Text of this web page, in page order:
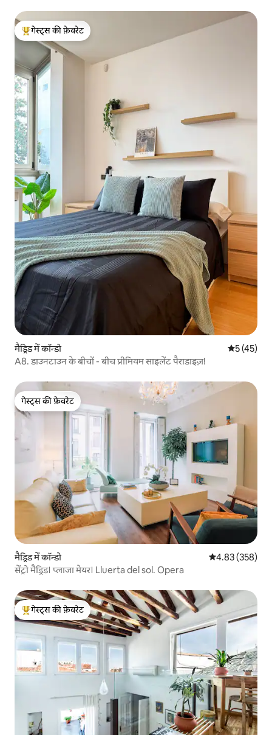
गेस्ट्स का टॉप फ़ेवरेट
गेस्ट्स की फ़ेवरेट
मैड्रिड में कॉन्डो औसत रेटिंग
5 (45)
A8. डाउनटाउन के बीचों - बीच प्रीमियम साइलेंट पैराडाइज़!
गेस्ट्स की फ़ेवरेट
गेस्ट्स की फ़ेवरेट
मैड्रिड में कॉन्डो औसत रेटिंग 5 में से
4.83 (358)
सेंट्रो मैड्रिड। प्लाजा मेयर। Lluerta del sol. Opera
गेस्ट्स का टॉप फ़ेवरेट
गेस्ट्स की फ़ेवरेट